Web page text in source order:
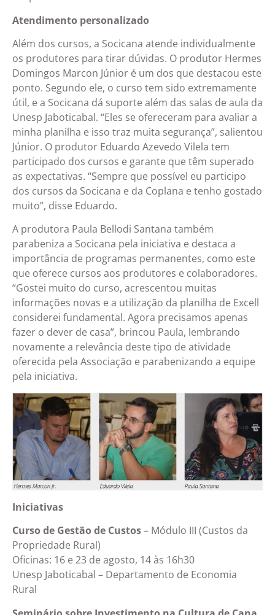
Atendimento personalizado
Além dos cursos, a Socicana atende individualmente
os produtores para tirar dúvidas. O produtor Hermes
Domingos Marcon Júnior é um dos que destacou este
ponto. Segundo ele, o curso tem sido extremamente
útil, e a Socicana dá suporte além das salas de aula da
Unesp Jaboticabal. “Eles se ofereceram para avaliar a
minha planilha e isso traz muita segurança”, salientou
Júnior. O produtor Eduardo Azevedo Vilela tem
participado dos cursos e garante que têm superado
as expectativas. “Sempre que possível eu participo
dos cursos da Socicana e da Coplana e tenho gostado
muito”, disse Eduardo.
A produtora Paula Bellodi Santana também
parabeniza a Socicana pela iniciativa e destaca a
importância de programas permanentes, como este
que oferece cursos aos produtores e colaboradores.
“Gostei muito do curso, acrescentou muitas
informações novas e a utilização da planilha de Excell
considerei fundamental. Agora precisamos apenas
fazer o dever de casa”, brincou Paula, lembrando
novamente a relevância deste tipo de atividade
oferecida pela Associação e parabenizando a equipe
pela iniciativa.
Iniciativas
Curso de Gestão de Custos– Módulo III (Custos da
Propriedade Rural)
Oficinas: 16 e 23 de agosto, 14 às 16h30
Unesp Jaboticabal – Departamento de Economia
Rural